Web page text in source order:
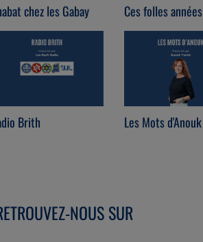
chez les Gabay
Brith
Ces folles années
Les Mots d'Anouk
NOUS SUR